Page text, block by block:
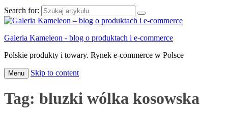
Search for:
Galeria Kameleon - blog o produktach i e-commerce
Polskie produkty i towary. Rynek e-commerce w Polsce
Menu Skip to content
Tag: bluzki wólka kosowska